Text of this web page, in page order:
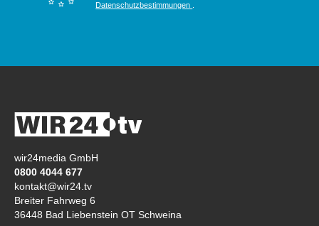
Datenschutzbestimmungen
wir24media GmbH
0800 4044 677
kontakt@wir24.tv
Breiter Fahrweg 6
36448 Bad Liebenstein OT Schweina